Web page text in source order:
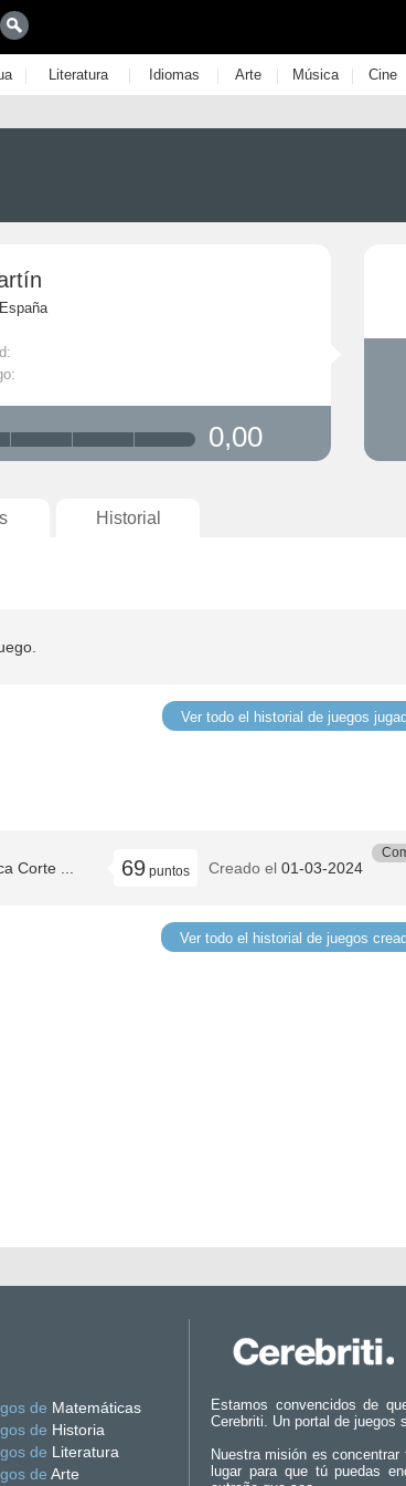
| Literatura | Idiomas | Arte | Música | Cine
0,00
Historial
Ver todo el historial de juegos
Corte ... 69 puntos Creado el 01-03-2024
Ver todo el historial de juegos
de Matemáticas
de Historia
de Literatura
de Arte
Estamos convencidos de
Cerebriti. Un portal de juegos
Nuestra misión es
lugar para que tú puedas